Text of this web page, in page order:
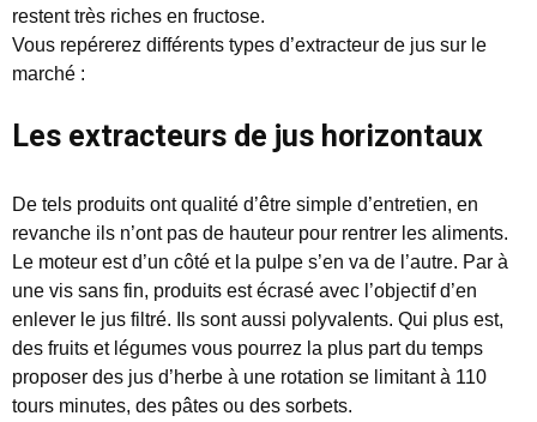
restent très riches en fructose.
Vous repérerez différents types d’extracteur de jus sur le
marché :
Les extracteurs de jus horizontaux
De tels produits ont qualité d’être simple d’entretien, en
revanche ils n’ont pas de hauteur pour rentrer les aliments.
Le moteur est d’un côté et la pulpe s’en va de l’autre. Par à
une vis sans fin, produits est écrasé avec l’objectif d’en
enlever le jus filtré. Ils sont aussi polyvalents. Qui plus est,
des fruits et légumes vous pourrez la plus part du temps
proposer des jus d’herbe à une rotation se limitant à 110
tours minutes, des pâtes ou des sorbets.